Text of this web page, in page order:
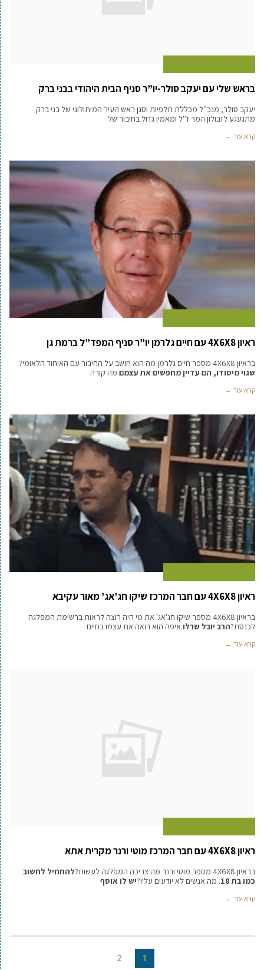
9 ביולי 2015 כתב במרכז
בראש שלי עם יעקב סולר-יו”ר סניף הבית היהודי בבני ברק
יעקב סולר, מנכ''ל מכללת תלפיות וסגן ראש העיר המיתולוגי של בני ברק
מתגעגע לזבולון המר ז''ל ומאמין גדול בחיבור של
קרא עוד ←
9 ביולי 2015 עמיעד טאוב
ראיון 4X6X8 עם חיים גלרמן יו”ר סניף המפד”ל ברמת גן
בראיון 4X6X8 מספר חיים גלרמן מה הוא חושב על החיבור עם האיחוד הלאומי?
שגוי מיסודו, הם עדיין מחפשים את עצמם.מה קורה
קרא עוד ←
9 ביולי 2015 כתב במרכז
ראיון 4X6X8 עם חבר המרכז שיקו חג’אג’ מאור עקיבא
בראיון 4X6X8 מספר שיקו חג'אג' את מי היה רוצה לראות ברשימת המפלגה
לכנסת?הרב יובל שרלו.איפה הוא רואה את עצמו בחיים
קרא עוד ←
9 ביולי 2015 כתב במרכז
ראיון 4X6X8 עם חבר המרכז מוטי ורנר מקרית אתא
בראיון 4X6X8 מספר מוטי ורנר מה צריכה המפלגה לעשות?
להתחיל לחשוב
כמו בת 18
. מה אנשים לא יודעים עליו?יש לו אוסף
קרא עוד ←
1
2